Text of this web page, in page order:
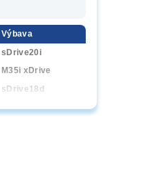
Výbava
sDrive20i
M35i xDrive
sDrive18d
sDrive20d